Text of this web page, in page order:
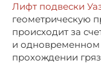
Лифт подвески
геометрическую
происходит за
и одновременном
прохождении